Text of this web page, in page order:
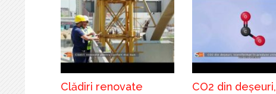
Clădiri renovate
CO2 din deșeuri,